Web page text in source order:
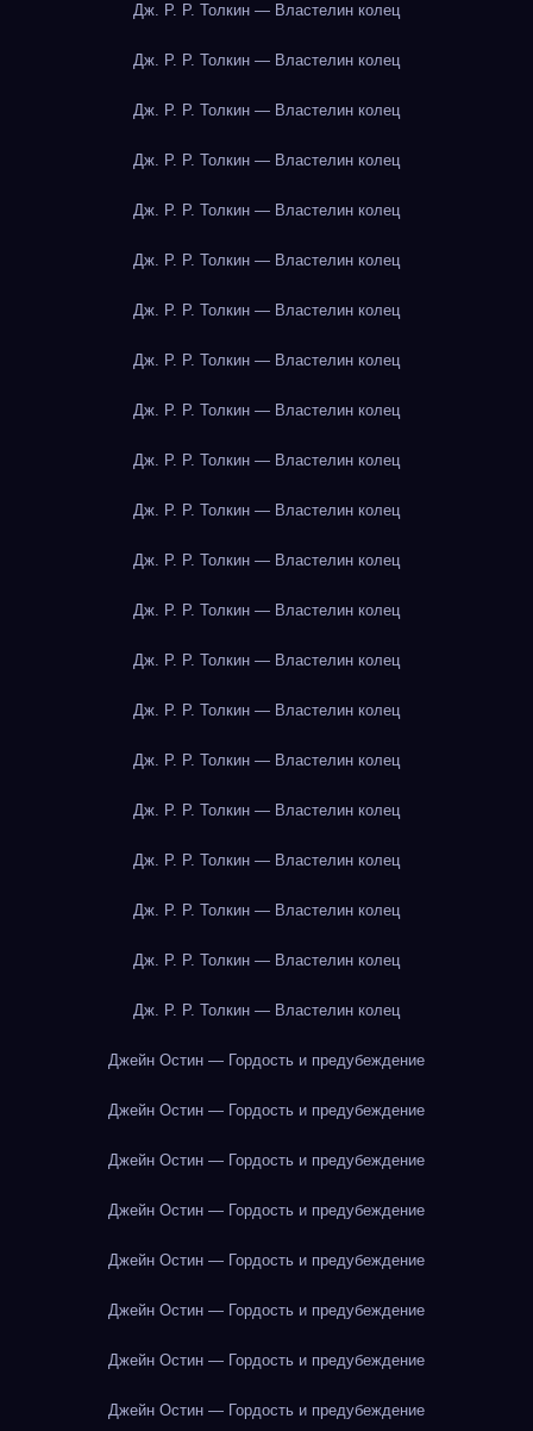
Дж. Р. Р. Толкин — Властелин колец
Дж. Р. Р. Толкин — Властелин колец
Дж. Р. Р. Толкин — Властелин колец
Дж. Р. Р. Толкин — Властелин колец
Дж. Р. Р. Толкин — Властелин колец
Дж. Р. Р. Толкин — Властелин колец
Дж. Р. Р. Толкин — Властелин колец
Дж. Р. Р. Толкин — Властелин колец
Дж. Р. Р. Толкин — Властелин колец
Дж. Р. Р. Толкин — Властелин колец
Дж. Р. Р. Толкин — Властелин колец
Дж. Р. Р. Толкин — Властелин колец
Дж. Р. Р. Толкин — Властелин колец
Дж. Р. Р. Толкин — Властелин колец
Дж. Р. Р. Толкин — Властелин колец
Дж. Р. Р. Толкин — Властелин колец
Дж. Р. Р. Толкин — Властелин колец
Дж. Р. Р. Толкин — Властелин колец
Дж. Р. Р. Толкин — Властелин колец
Дж. Р. Р. Толкин — Властелин колец
Дж. Р. Р. Толкин — Властелин колец
Джейн Остин — Гордость и предубеждение
Джейн Остин — Гордость и предубеждение
Джейн Остин — Гордость и предубеждение
Джейн Остин — Гордость и предубеждение
Джейн Остин — Гордость и предубеждение
Джейн Остин — Гордость и предубеждение
Джейн Остин — Гордость и предубеждение
Джейн Остин — Гордость и предубеждение